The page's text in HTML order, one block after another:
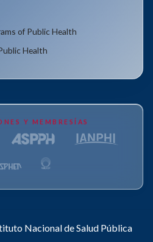
of Public Health
Health
Y MEMBRESÍAS
Nacional de Salud Pública